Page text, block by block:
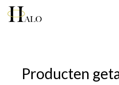
Producten